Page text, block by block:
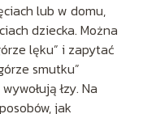
lub w domu,
dziecka. Można
lęku” i zapytać
smutku”
łzy. Na
jak